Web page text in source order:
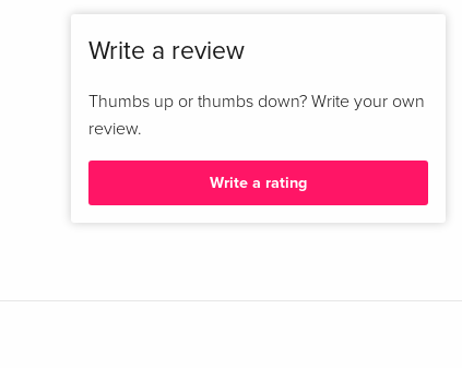
Write a review
Thumbs up or thumbs down? Write your own
review.
Write a rating